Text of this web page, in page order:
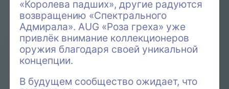
«Королева падших», другие радуются
возвращению «Спектрального
Адмирала». AUG «Роза греха» уже
привлёк внимание коллекционеров
оружия благодаря своей уникальной
концепции.
В будущем сообщество ожидает, что